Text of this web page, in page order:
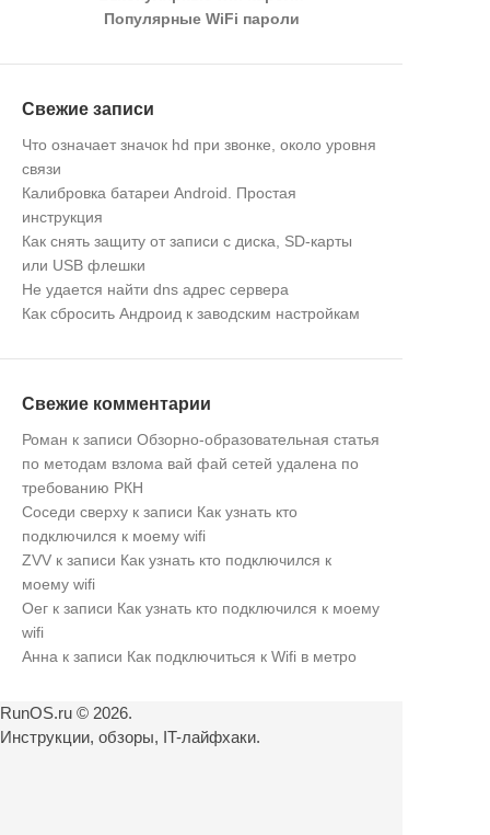
Популярные WiFi пароли
Свежие записи
Что означает значок hd при звонке, около уровня
связи
Калибровка батареи Android. Простая
инструкция
Как снять защиту от записи с диска, SD-карты
или USB флешки
Не удается найти dns адрес сервера
Как сбросить Андроид к заводским настройкам
Свежие комментарии
Роман к записи Обзорно-образовательная статья
по методам взлома вай фай сетей удалена по
требованию РКН
Соседи сверху к записи Как узнать кто
подключился к моему wifi
ZVV к записи Как узнать кто подключился к
моему wifi
Оег к записи Как узнать кто подключился к моему
wifi
Анна к записи Как подключиться к Wifi в метро
RunOS.ru © 2026.
Инструкции, обзоры, IT-лайфхаки.